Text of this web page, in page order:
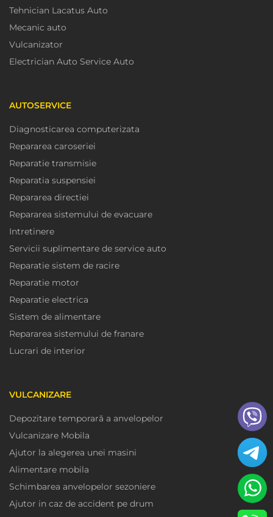
Tehnician Lacatus Auto
Mecanic auto
Vulcanizator
Electrician Auto Service Auto
AUTOSERVICE
Diagnosticarea computerizata
Repararea caroseriei
Reparatie transmisie
Reparatia suspensiei
Repararea directiei
Repararea sistemului de evacuare
Intretinere
Servicii suplimentare de service auto
Reparatie sistem de racire
Reparatie motor
Reparatie electrica
Sistem de alimentare
Repararea sistemului de franare
Lucrari de interior
VULCANIZARE
Depozitare temporară a anvelopelor
Vulcanizare Mobila
Ajutor la alegerea unei masini
Alimentare mobila
Schimbarea anvelopelor sezoniere
Ajutor in caz de accident pe drum